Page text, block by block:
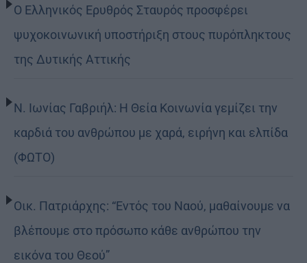
Ο Ελληνικός Ερυθρός Σταυρός προσφέρει
ψυχοκοινωνική υποστήριξη στους πυρόπληκτους
της Δυτικής Αττικής
Ν. Ιωνίας Γαβριήλ: Η Θεία Κοινωνία γεμίζει την
καρδιά του ανθρώπου με χαρά, ειρήνη και ελπίδα
(ΦΩΤΟ)
Οικ. Πατριάρχης: “Εντός του Ναού, μαθαίνουμε να
βλέπουμε στο πρόσωπο κάθε ανθρώπου την
εικόνα του Θεού”